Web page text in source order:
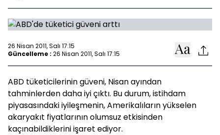
26 Nisan 2011, Salı 17:15
Güncelleme : 26 Nisan 2011, Salı 17:15
ABD tüketicilerinin güveni, Nisan ayından
tahminlerden daha iyi çıktı. Bu durum, istihdam
piyasasındaki iyileşmenin, Amerikalıların yükselen
akaryakıt fiyatlarının olumsuz etkisinden
kaçınabildiklerini işaret ediyor.